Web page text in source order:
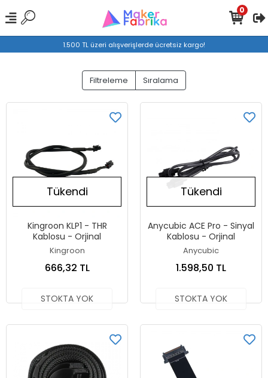
1.500 TL üzeri alışverişlerde ücretsiz kargo!
0
Filtreleme Sıralama
Tükendi
Kingroon KLP1 - THR
Kablosu - Orjinal
Kingroon
666,32 TL
STOKTA YOK
Tükendi
Anycubic ACE Pro - Sinyal
Kablosu - Orjinal
Anycubic
1.598,50 TL
STOKTA YOK